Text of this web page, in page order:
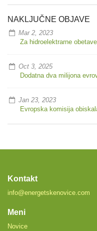
NAKLJUČNE OBJAVE
Mar 2, 2023
Za hidroelektrarne
Oct 3, 2025
Dodatna dva milijona
Jan 23, 2023
Evropska komisija
Kontakt
info@energetskenovice.com
Meni
Novice